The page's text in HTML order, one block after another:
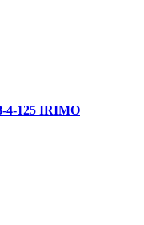
4-125 IRIMO